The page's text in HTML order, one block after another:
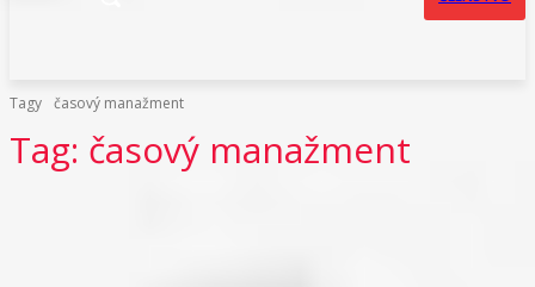
Tagy časový manažment
Tag: časový manažment